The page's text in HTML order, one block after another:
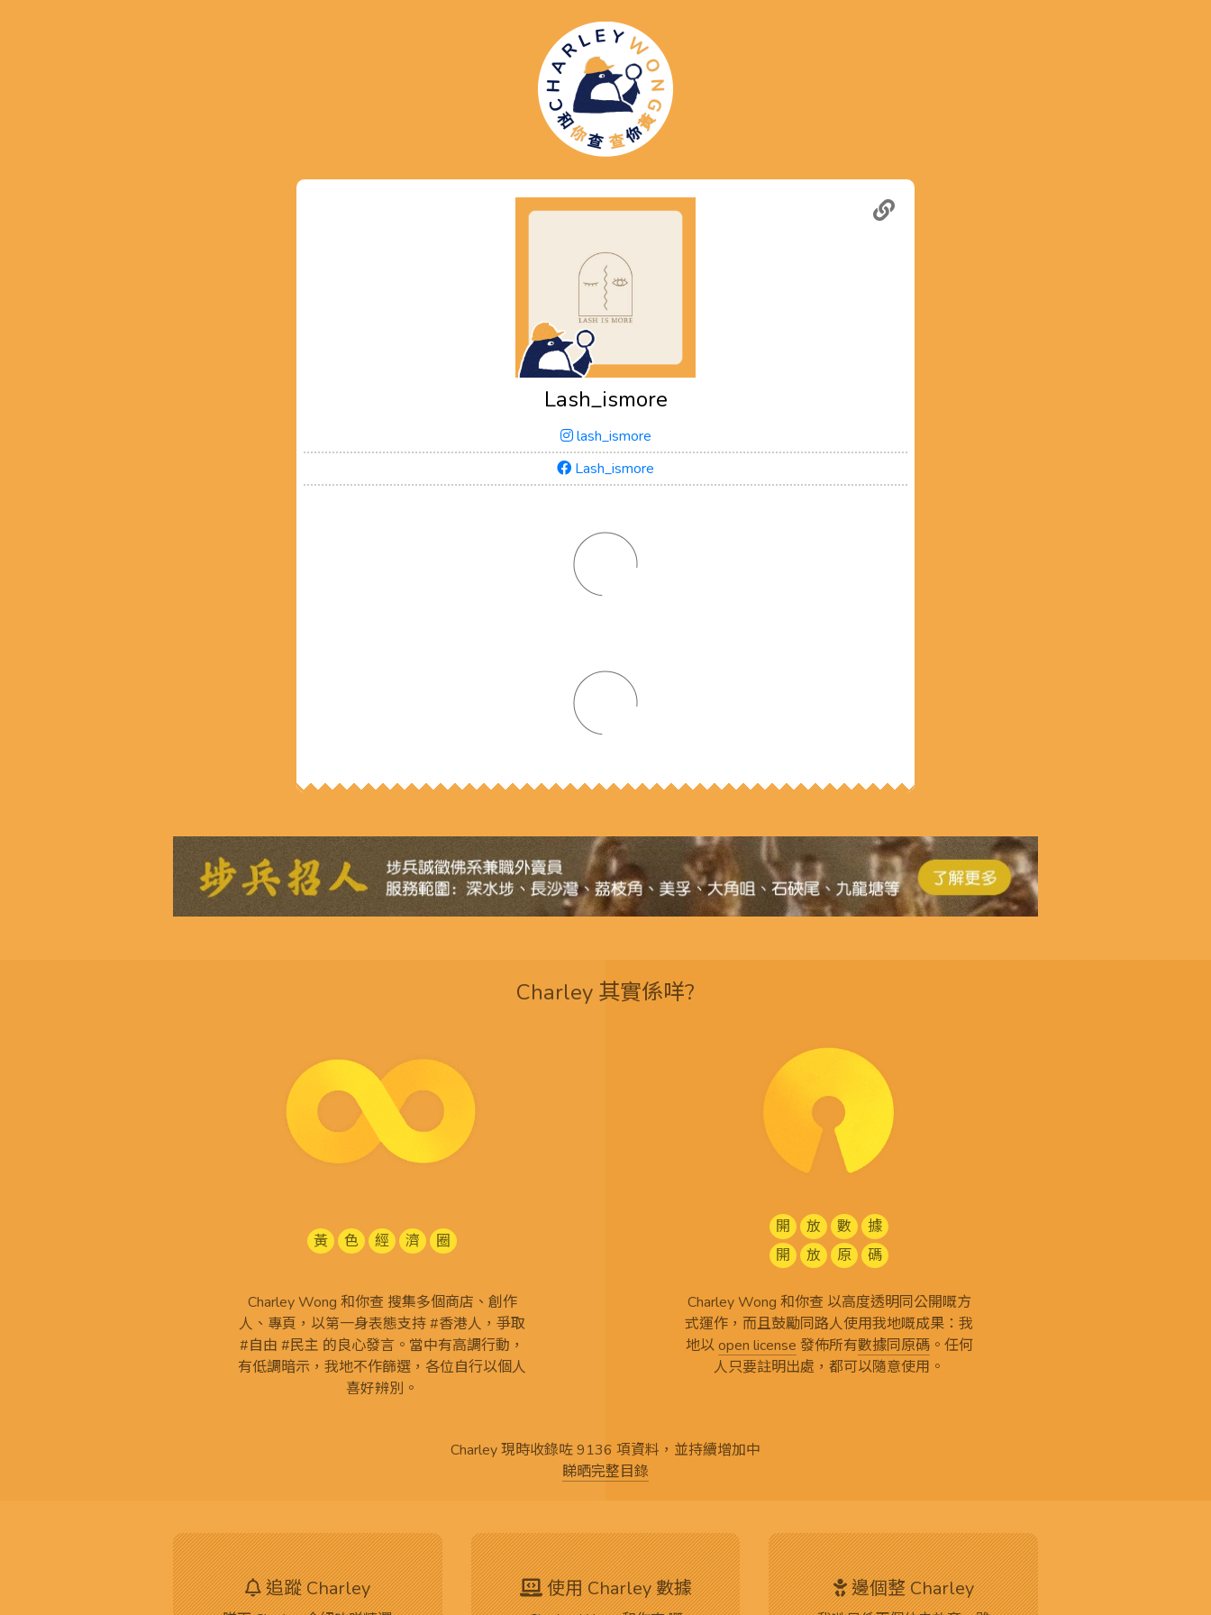
Lash_ismore
lash_ismore
Lash_ismore
Charley 其實係咩?
黃 色 經 濟 圈
Charley Wong 和你查 搜集多個商店、創作
人、專頁，以第一身表態支持 #香港人，爭取
#自由 #民主 的良心發言。當中有高調行動，
有低調暗示，我地不作篩選，各位自行以個人
喜好辨別。
開 放 數
據
開
放 原 碼
Charley Wong 和你查 以高度透明同公開嘅方
式運作，而且鼓勵同路人使用我地嘅成果：我
地以open license 發佈所有數據同原碼。任何
人只要註明出處，都可以隨意使用。
Charley 現時收錄咗 9136 項資料，並持續增加中
睇晒完整目錄
追蹤 Charley 使用 Charley 數據 邊個整 Charley